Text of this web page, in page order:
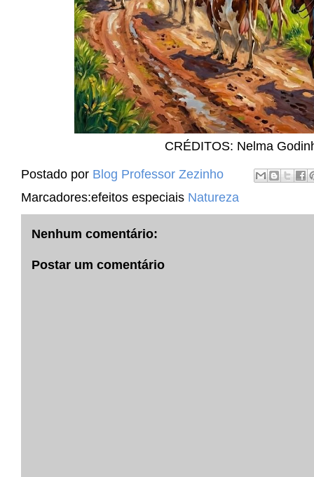
CRÉDITOS: Nelma
Postado por Blog Professor Zezinho
Marcadores:efeitos especiais Natureza
Nenhum comentário:
Postar um comentário